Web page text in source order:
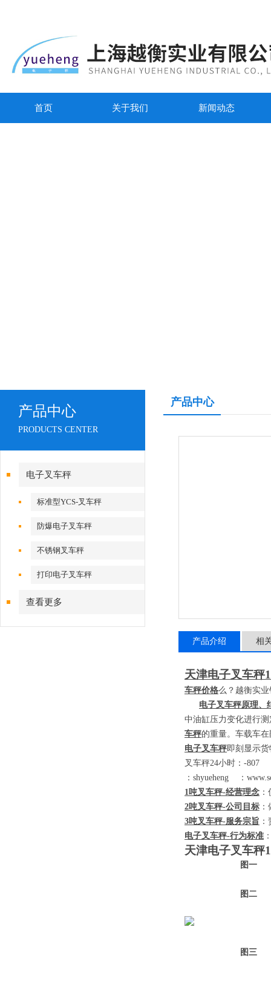
首页 关于我们 新闻动态
产品中心
PRODUCTS CENTER
电子叉车秤
标准型YCS-叉车秤
防爆电子叉车秤
不锈钢叉车秤
打印电子叉车秤
查看更多
产品中心
产品介绍 相
天津电子叉车秤1
车秤价格么？越衡实
电子叉车秤原理、
中油缸压力变化进行
车秤的重量。车载车
电子叉车秤即刻显示
叉车秤24小时： -
： shyueheng ：
1吨叉车秤-经营理念
2吨叉车秤-公司目标
3吨叉车秤-服务宗旨
电子叉车秤-行为标准
天津电子叉车秤1
图一
图二
图三